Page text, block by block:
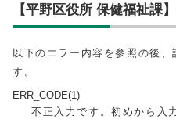
【平野区役所 保健福祉課
以下のエラー内容を参照の後
す。
ERR_CODE(1)
不正入力です。初めから入